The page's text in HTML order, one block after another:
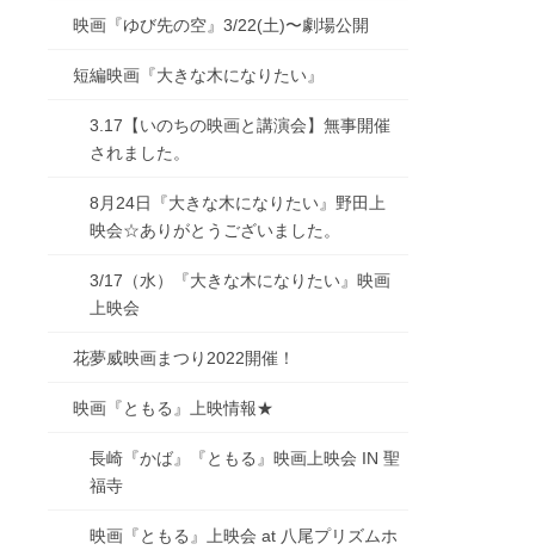
映画『ゆび先の空』3/22(土)〜劇場公開
短編映画『大きな木になりたい』
3.17【いのちの映画と講演会】無事開催
されました。
8月24日『大きな木になりたい』野田上
映会☆ありがとうございました。
3/17（水）『大きな木になりたい』映画
上映会
花夢威映画まつり2022開催！
映画『ともる』上映情報★
長崎『かば』『ともる』映画上映会 IN 聖
福寺
映画『ともる』上映会 at 八尾プリズムホ